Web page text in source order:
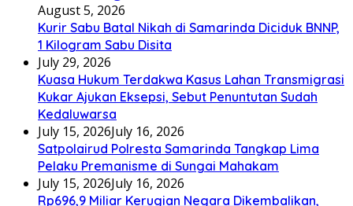
August 5, 2026
Kurir Sabu Batal Nikah di Samarinda Diciduk BNNP,
1 Kilogram Sabu Disita
July 29, 2026
Kuasa Hukum Terdakwa Kasus Lahan Transmigrasi
Kukar Ajukan Eksepsi, Sebut Penuntutan Sudah
Kedaluwarsa
July 15, 2026July 16, 2026
Satpolairud Polresta Samarinda Tangkap Lima
Pelaku Premanisme di Sungai Mahakam
July 15, 2026July 16, 2026
Rp696,9 Miliar Kerugian Negara Dikembalikan,